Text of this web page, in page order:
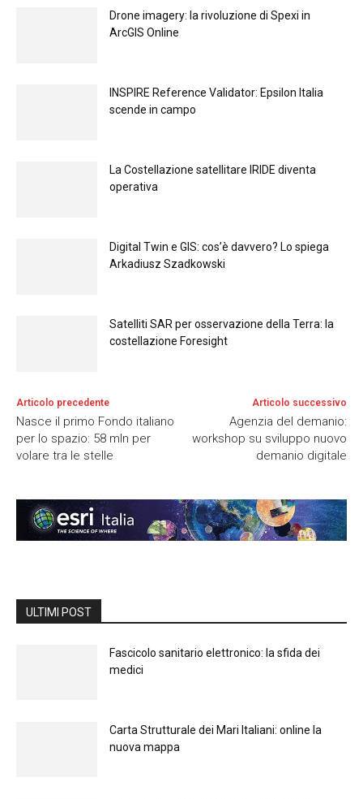
Drone imagery: la rivoluzione di Spexi in
ArcGIS Online
INSPIRE Reference Validator: Epsilon Italia
scende in campo
La Costellazione satellitare IRIDE diventa
operativa
Digital Twin e GIS: cos’è davvero? Lo spiega
Arkadiusz Szadkowski
Satelliti SAR per osservazione della Terra: la
costellazione Foresight
Articolo precedente
Nasce il primo Fondo italiano
per lo spazio: 58 mln per
volare tra le stelle
Articolo successivo
Agenzia del demanio:
workshop su sviluppo nuovo
demanio digitale
ULTIMI POST
Fascicolo sanitario elettronico: la sfida dei
medici
Carta Strutturale dei Mari Italiani: online la
nuova mappa